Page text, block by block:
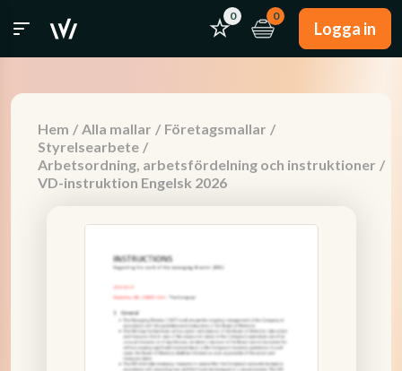
0 0
Logga in
Hem / Alla mallar / Företagsmallar /
Styrelsearbete /
Arbetsordning, arbetsfördelning och instruktioner /
VD-instruktion Engelsk 2026